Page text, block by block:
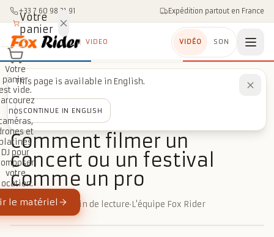
Aller au contenu
+33 7 60 98 21 91 Expédition partout en France
VIDEO VIDÉO SON
Accueil/Blog/ Événementiel
/
ÉVÉNEMENTIEL
Comment filmer un
concert ou un festival
comme un pro
18 mars 2026·3 min de lecture·L'équipe Fox Rider
Votre
panier
Votre
panier
vide.
nos
et
DJ pour
votre
le matériel
This page is available in English.
CONTINUE IN ENGLISH